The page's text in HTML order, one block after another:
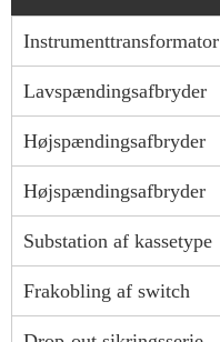
Instrumenttransformator
Lavspændingsafbryder
Højspændingsafbryder
Højspændingsafbryder
Substation af kassetype
Frakobling af switch